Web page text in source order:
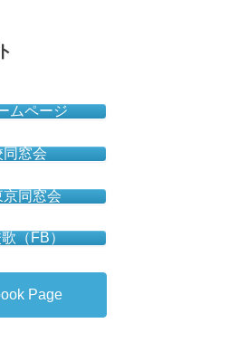
ムページ
同窓会
同窓会
（FB）
Page